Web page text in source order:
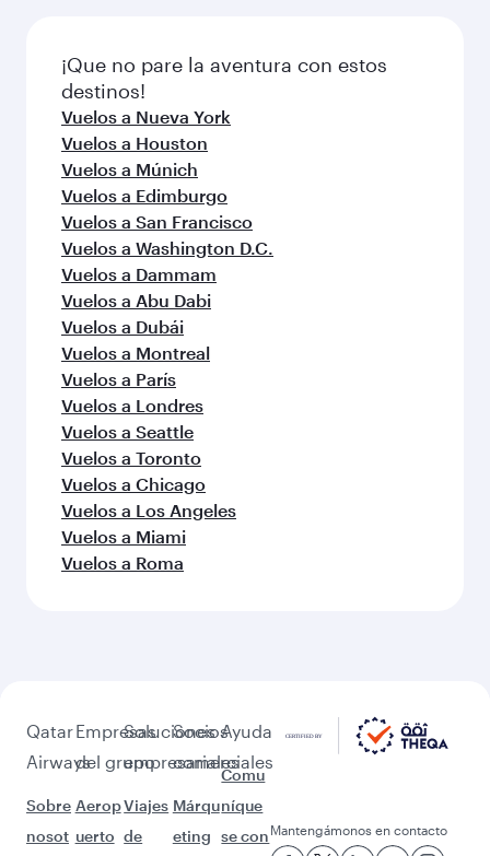
¡Que no pare la aventura con estos
destinos!
Vuelos a Nueva York
Vuelos a Houston
Vuelos a Múnich
Vuelos a Edimburgo
Vuelos a San Francisco
Vuelos a Washington D.C.
Vuelos a Dammam
Vuelos a Abu Dabi
Vuelos a Dubái
Vuelos a Montreal
Vuelos a París
Vuelos a Londres
Vuelos a Seattle
Vuelos a Toronto
Vuelos a Chicago
Vuelos a Los Angeles
Vuelos a Miami
Vuelos a Roma
Qatar
Airways
Sobre
nosot
Empresas
del grupo
Aerop
uerto
Soluciones
empresariales
Viajes
de
Socios
comerciales
Márqu
eting
Ayuda
Comu
níque
se con Mantengámonos en contacto